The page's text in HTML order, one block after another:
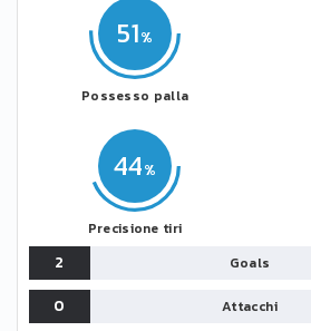
51
Possesso palla
44
Precisione tiri
2 Goals
0
Attacchi